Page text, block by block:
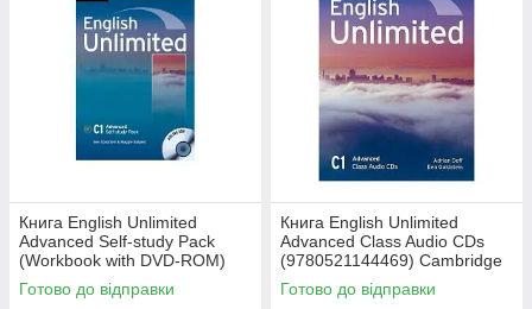
Книга English Unlimited
Advanced Self-study Pack
(Workbook with DVD-ROM)
(9780521169738) Cambridge
University Press
Готово до відправки
Книга English Unlimited
Advanced Class Audio CDs
(9780521144469) Cambridge
University Press
Готово до відправки